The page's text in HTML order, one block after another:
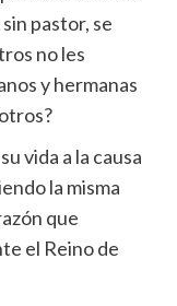
pastor, se
no les
y hermanas
vida a la causa
la misma
que
el Reino de